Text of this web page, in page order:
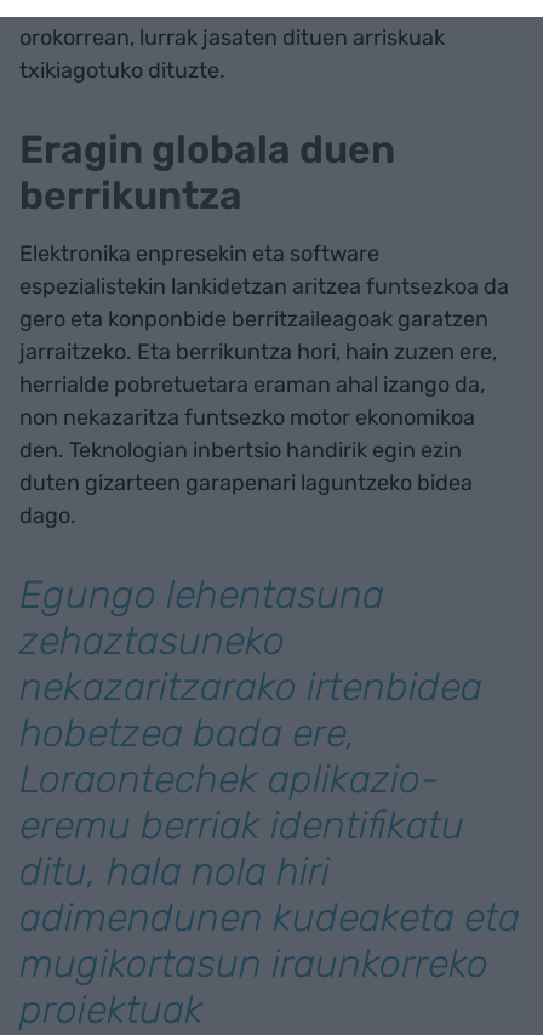
orokorrean, lurrak jasaten dituen arriskuak
txikiagotuko dituzte.
Eragin globala duen
berrikuntza
Elektronika enpresekin eta software
espezialistekin lankidetzan aritzea funtsezkoa da
gero eta konponbide berritzaileagoak garatzen
jarraitzeko. Eta berrikuntza hori, hain zuzen ere,
herrialde pobretuetara eraman ahal izango da,
non nekazaritza funtsezko motor ekonomikoa
den. Teknologian inbertsio handirik egin ezin
duten gizarteen garapenari laguntzeko bidea
dago.
Egungo lehentasuna
zehaztasuneko
nekazaritzarako irtenbidea
hobetzea bada ere,
Loraontechek aplikazio-
eremu berriak identifikatu
ditu, hala nola hiri
adimendunen kudeaketa eta
mugikortasun iraunkorreko
proiektuak